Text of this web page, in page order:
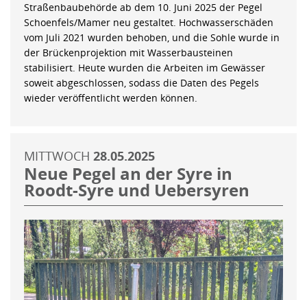
Straßenbaubehörde ab dem 10. Juni 2025 der Pegel
Schoenfels/Mamer neu gestaltet. Hochwasserschäden
vom Juli 2021 wurden behoben, und die Sohle wurde in
der Brückenprojektion mit Wasserbausteinen
stabilisiert. Heute wurden die Arbeiten im Gewässer
soweit abgeschlossen, sodass die Daten des Pegels
wieder veröffentlicht werden können.
MITTWOCH 28.05.2025
Neue Pegel an der Syre in
Roodt-Syre und Uebersyren